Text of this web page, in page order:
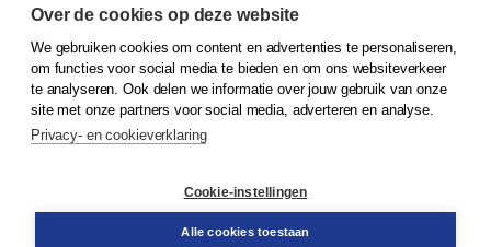
© 2026Koninklijke Boom uitgevers
Klantenservice
Service & informatie
Contact
Over de cookies op deze website
We gebruiken cookies om content en advertenties te personaliseren,
om functies voor social media te bieden en om ons websiteverkeer
te analyseren. Ook delen we informatie over jouw gebruik van onze
site met onze partners voor social media, adverteren en analyse.
Privacy- en cookieverklaring
Cookie-instellingen
Alle cookies toestaan